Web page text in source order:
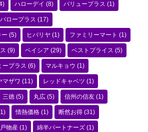
ハローデイ (8) バリュープラス (1)
バロープラス (17)
(5) ヒバリヤ (1) ファミリーマート (1)
(9) ベイシア (29) ベストプライス (5)
ープラス (6) マルキョウ (1)
マザワ (11) レッドキャベツ (1)
三徳 (5) 丸広 (5) 信州の信友 (1)
情熱価格 (1) 断然お得 (31)
物産 (1) 綿半パートナーズ (1)